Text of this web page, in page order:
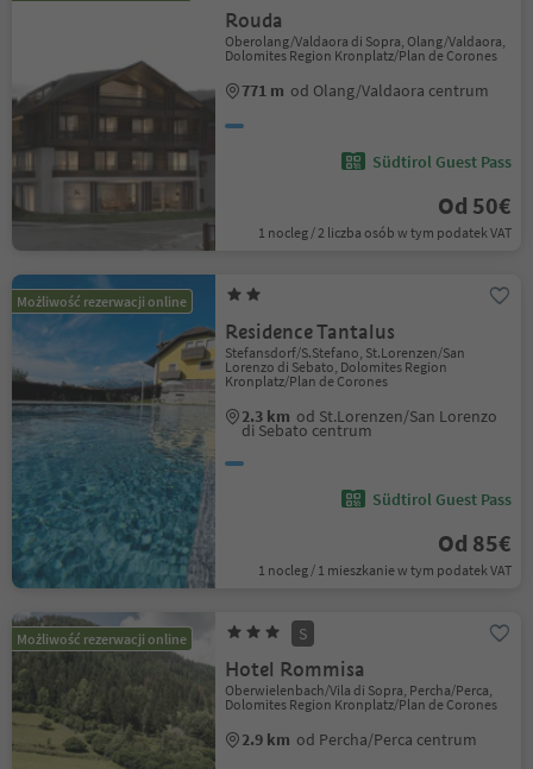
Rouda
Oberolang/Valdaora di Sopra, Olang/Valdaora,
Dolomites Region Kronplatz/Plan de Corones
771 m od Olang/Valdaora centrum
Südtirol Guest Pass
Od 50€
1 nocleg / 2 liczba osób w tym podatek VAT
Możliwość rezerwacji online
Residence Tantalus
Stefansdorf/S.Stefano, St.Lorenzen/San
Lorenzo di Sebato, Dolomites Region
Kronplatz/Plan de Corones
2.3 km od St.Lorenzen/San Lorenzo
di Sebato centrum
Südtirol Guest Pass
Od 85€
1 nocleg / 1 mieszkanie w tym podatek VAT
Możliwość rezerwacji online S
Hotel Rommisa
Oberwielenbach/Vila di Sopra, Percha/Perca,
Dolomites Region Kronplatz/Plan de Corones
2.9 km od Percha/Perca centrum